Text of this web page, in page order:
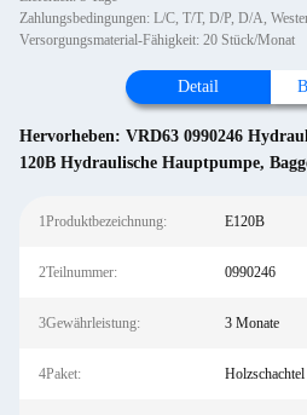
Zahlungsbedingungen: L/C, T/T, D/P, D/A,
Versorgungsmaterial-Fähigkeit: 20 Stück/Monat
Detail
Hervorheben: VRD63 0990246
120B Hydraulische Hauptpumpe,
1Produktbezeichnung: E120B
2Teilnummer: 0990246
3Gewährleistung: 3 Monate
4Paket: Holzschachtel